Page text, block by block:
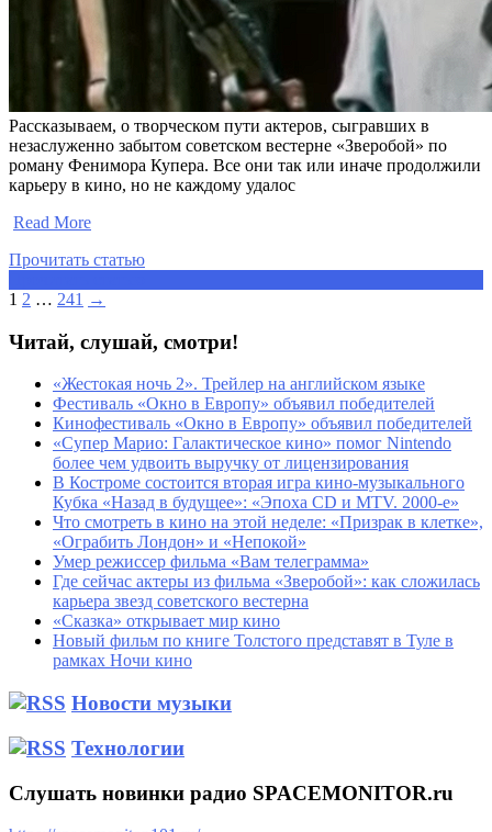
Рассказываем, о творческом пути актеров, сыгравших в
незаслуженно забытом советском вестерне «Зверобой» по
роману Фенимора Купера. Все они так или иначе продолжили
карьеру в кино, но не каждому удалос
Read More
Прочитать статью
1 2 … 241 →
Читай, слушай, смотри!
«Жестокая ночь 2». Трейлер на английском языке
Фестиваль «Окно в Европу» объявил победителей
Кинофестиваль «Окно в Европу» объявил победителей
«Супер Марио: Галактическое кино» помог Nintendo
более чем удвоить выручку от лицензирования
В Костроме состоится вторая игра кино-музыкального
Кубка «Назад в будущее»: «Эпоха CD и MTV. 2000-е»
Что смотреть в кино на этой неделе: «Призрак в клетке»,
«Ограбить Лондон» и «Непокой»
Умер режиссер фильма «Вам телеграмма»
Где сейчас актеры из фильма «Зверобой»: как сложилась
карьера звезд советского вестерна
«Сказка» открывает мир кино
Новый фильм по книге Толстого представят в Туле в
рамках Ночи кино
Новости музыки
Технологии
Слушать новинки радио SPACEMONITOR.ru